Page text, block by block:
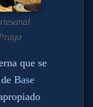
que se
Base